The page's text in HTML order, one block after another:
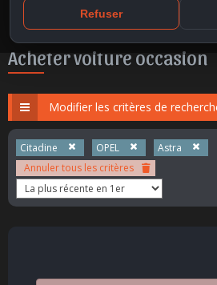
Refuser
Acheter voiture occasion
Modifier les critères de
Citadine OPEL
Astra
Annuler tous les critères